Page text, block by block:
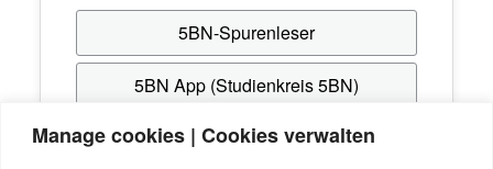
Manage cookies | Cookies verwalten
5BN-Spurenleser
5BN App (Studienkreis 5BN)